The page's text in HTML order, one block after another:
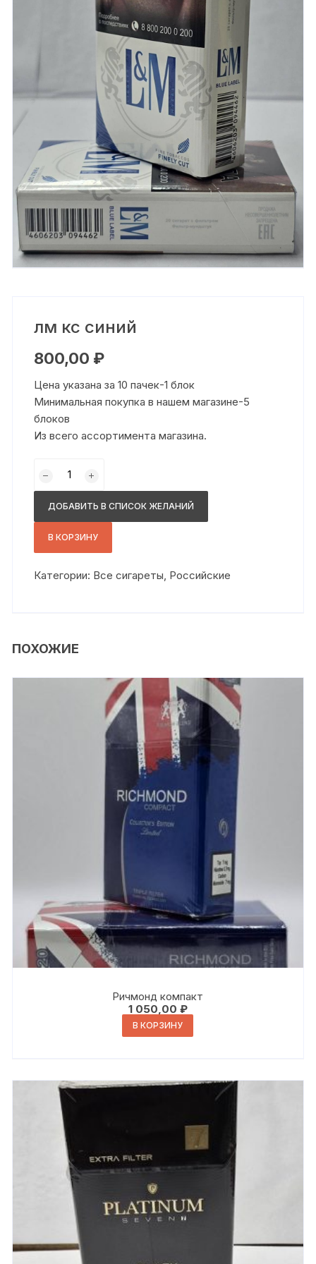
лм кс синий
800,00 ₽
Цена указана за 10 пачек-1 блок
Минимальная покупка в нашем магазине-5
блоков
Из всего ассортимента магазина.
товара
синий
ДОБАВИТЬ В СПИСОК ЖЕЛАНИЙ
В КОРЗИНУ
Категории: Все сигареты, Российские
ПОХОЖИЕ
Ричмонд компакт
1 050,00 ₽
В КОРЗИНУ